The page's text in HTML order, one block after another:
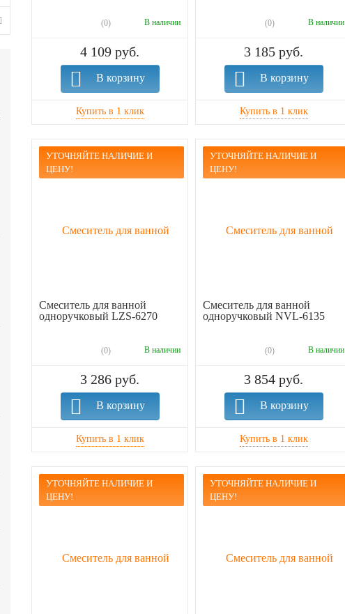
(0) В наличии
4 109 руб.
В корзину
(0) В наличии
3 185 руб.
В корзину
УТОЧНЯЙТЕ НАЛИЧИЕ И
ЦЕНУ!
Смеситель для ванной
одноручковый LZS-6270
(0) В наличии
3 286 руб.
В корзину
УТОЧНЯЙТЕ НАЛИЧИЕ И
ЦЕНУ!
Смеситель для ванной
одноручковый NVL-6135
(0) В наличии
3 854 руб.
В корзину
УТОЧНЯЙТЕ НАЛИЧИЕ И
ЦЕНУ!
УТОЧНЯЙТЕ НАЛИЧИЕ И
ЦЕНУ!